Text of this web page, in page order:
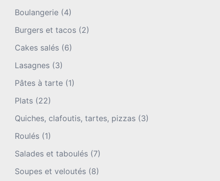
Boulangerie (4)
Burgers et tacos (2)
Cakes salés (6)
Lasagnes (3)
Pâtes à tarte (1)
Plats (22)
Quiches, clafoutis, tartes, pizzas (3)
Roulés (1)
Salades et taboulés (7)
Soupes et veloutés (8)